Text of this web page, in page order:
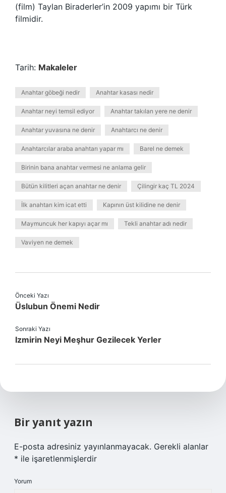
(film) Taylan Biraderler’in 2009 yapımı bir Türk
filmidir.
Tarih: Makaleler
Anahtar göbeği nedir Anahtar kasası nedir
Anahtar neyi temsil ediyor Anahtar takılan yere ne denir
Anahtar yuvasına ne denir Anahtarcı ne denir
Anahtarcılar araba anahtarı yapar mı Barel ne demek
Birinin bana anahtar vermesi ne anlama gelir
Bütün kilitleri açan anahtar ne denir Çilingir kaç TL 2024
İlk anahtarı kim icat etti Kapının üst kilidine ne denir
Maymuncuk her kapıyı açar mı Tekli anahtar adı nedir
Vaviyen ne demek
Önceki Yazı
Üslubun Önemi Nedir
Sonraki Yazı
Izmirin Neyi Meşhur Gezilecek Yerler
Bir yanıt yazın
E-posta adresiniz yayınlanmayacak. Gerekli alanlar
* ile işaretlenmişlerdir
Yorum